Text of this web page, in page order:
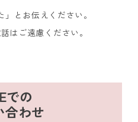
とお伝えください。
はご遠慮ください。
での
合わせ